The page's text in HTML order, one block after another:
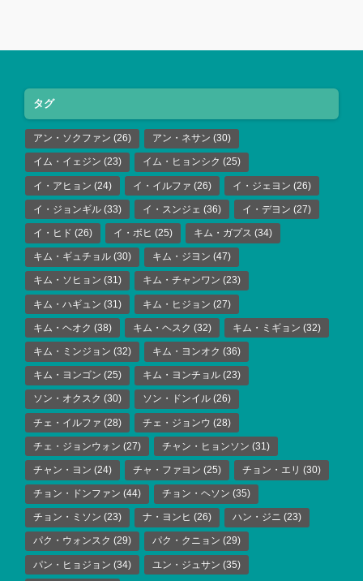
タグ
アン・ソクファン (26) アン・ネサン (30)
イム・イェジン (23) イム・ヒョンシク (25)
イ・アヒョン (24) イ・イルファ (26) イ・ジェヨン (26)
イ・ジョンギル (33) イ・スンジェ (36) イ・デヨン (27)
イ・ヒド (26) イ・ボヒ (25) キム・ガプス (34)
キム・ギュチョル (30) キム・ジヨン (47)
キム・ソヒョン (31) キム・チャンワン (23)
キム・ハギュン (31) キム・ヒジョン (27)
キム・ヘオク (38) キム・ヘスク (32) キム・ミギョン (32)
キム・ミンジョン (32) キム・ヨンオク (36)
キム・ヨンゴン (25) キム・ヨンチョル (23)
ソン・オクスク (30) ソン・ドンイル (26)
チェ・イルファ (28) チェ・ジョンウ (28)
チェ・ジョンウォン (27) チャン・ヒョンソン (31)
チャン・ヨン (24) チャ・ファヨン (25) チョン・エリ (30)
チョン・ドンファン (44) チョン・ヘソン (35)
チョン・ミソン (23) ナ・ヨンヒ (26) ハン・ジニ (23)
パク・ウォンスク (29) パク・クニョン (29)
パン・ヒョジョン (34) ユン・ジュサン (35)